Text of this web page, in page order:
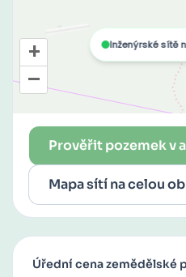
Prověřit pozemek v
Mapa sítí na celou
Úřední cena zemědělské